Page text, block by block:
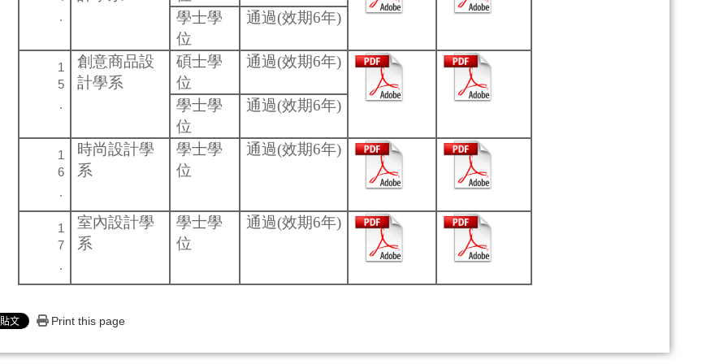
學士學
位
通過(效期6年)
創意商品設
計學系
碩士學
位
通過(效期6年)
學士學
位
通過(效期6年)
時尚設計學
系
學士學
位
通過(效期6年)
室內設計學
系
學士學
位
通過(效期6年)
Print this page